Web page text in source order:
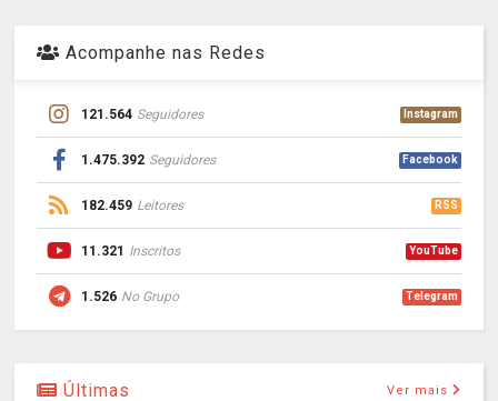
Acompanhe nas Redes
121.564 Seguidores Instagram
1.475.392 Seguidores Facebook
182.459 Leitores RSS
11.321 Inscritos YouTube
1.526 No Grupo Telegram
Últimas Ver mais